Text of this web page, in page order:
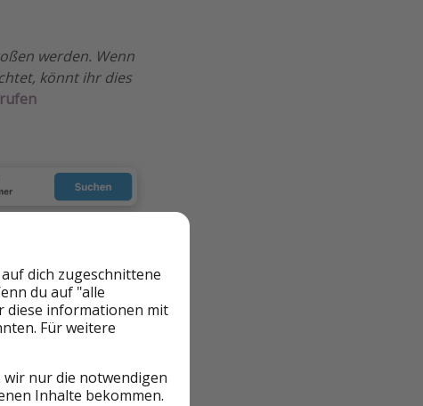
werden. Wenn
könnt ihr dies
dich zugeschnittene
du auf "alle
diese informationen mit
Für weitere
wir nur die notwendigen
Inhalte bekommen.